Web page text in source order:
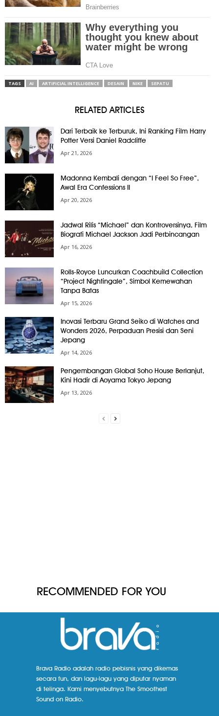
TAGS AI ARTIFICIAL INTELLIGENCE DESAIN NIKE SEPATU
RELATED ARTICLES
Dari Terbaik ke Terburuk, Ini Ranking Film Harry
Potter Versi Daniel Radcliffe
Apr 21, 2026
Madonna Kembali dengan “I Feel So Free”,
Awal Era Confessions II
Apr 20, 2026
Jadwal Rilis “Michael” dan Kontroversinya, Film
Biografi Michael Jackson Jadi Perbincangan
Apr 16, 2026
Rolls-Royce Luncurkan Coachbuild Collection
“Project Nightingale”, Simbol Kemewahan
Tanpa Batas
Apr 15, 2026
Inovasi Terbaru Grand Seiko di Watches and
Wonders 2026, Perpaduan Presisi dan Seni
Jepang
Apr 14, 2026
Pengembangan Global Soho House Berlanjut,
Kini Hadir di Aoyama Tokyo Jepang
Apr 13, 2026
RECOMMENDED FOR YOU
Brava Radio adalah radio pebisnis yang dikemas
secara fun, dan lagu-lagu yang diputar nyaman
di telinga. Kami menyebutnya The Smoothest
Sound on Radio.